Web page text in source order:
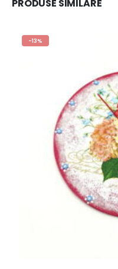
PRODUSE SIMILARE
-13%